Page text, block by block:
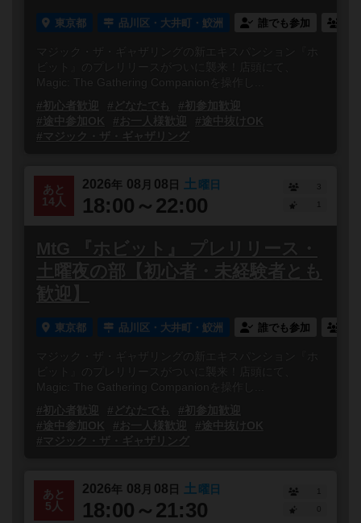
東京都 品川区・大井町・鮫洲 誰でも参加
マジック・ザ・ギャザリングの新エキスパンション『ホ
ビット』のプレリリースがついに襲来！店頭にて、
Magic: The Gathering Companionを操作し...
#初心者歓迎
#どなたでも
#初参加歓迎
#途中参加OK
#お一人様歓迎
#途中抜けOK
#マジック・ザ・ギャザリング
あと
14人
2026年 08 月 08 日 土 曜日
18:00～22:00
3
1
MtG 『ホビット』 プレリリース・
土曜夜の部【初心者・未経験者とも
歓迎】
東京都 品川区・大井町・鮫洲 誰でも参加
マジック・ザ・ギャザリングの新エキスパンション『ホ
ビット』のプレリリースがついに襲来！店頭にて、
Magic: The Gathering Companionを操作し...
#初心者歓迎
#どなたでも
#初参加歓迎
#途中参加OK
#お一人様歓迎
#途中抜けOK
#マジック・ザ・ギャザリング
あと
5人
2026年 08 月 08 日 土 曜日
18:00～21:30
1